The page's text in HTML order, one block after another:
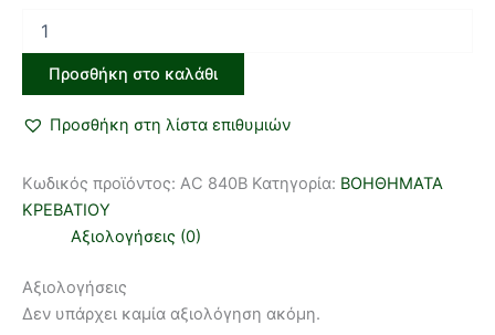
Προσθήκη στο καλάθι
Προσθήκη στη λίστα επιθυμιών
Κωδικός προϊόντος: AC 840B Κατηγορία: ΒΟΗΘΗΜΑΤΑ
ΚΡΕΒΑΤΙΟΥ
Αξιολογήσεις (0)
Αξιολογήσεις
Δεν υπάρχει καμία αξιολόγηση ακόμη.